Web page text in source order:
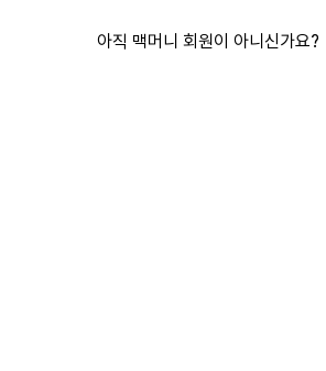
아직 맥머니 회원이 아니신가요?